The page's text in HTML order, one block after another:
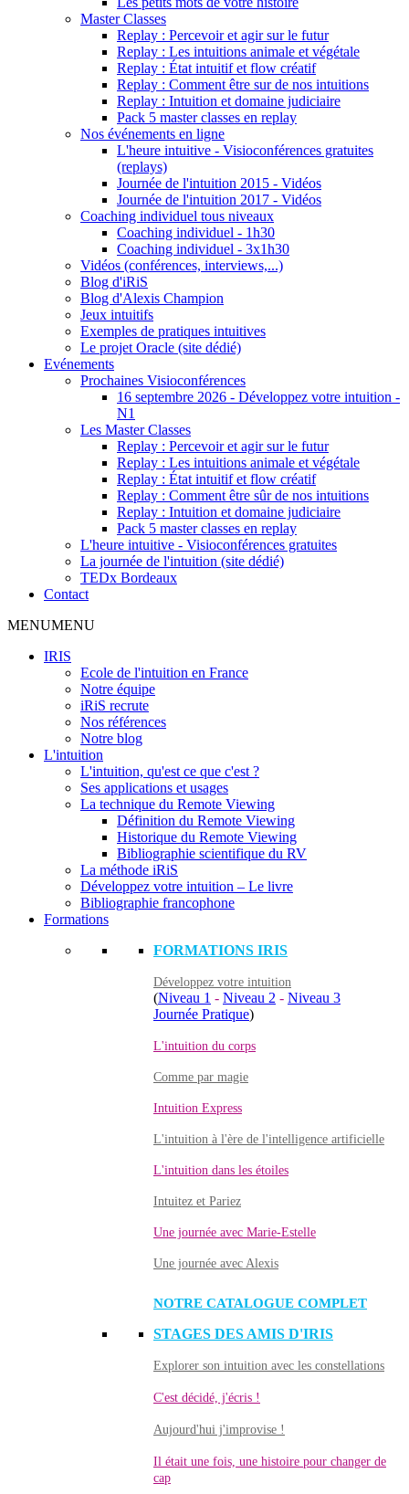
Master Classes
Replay : Percevoir et agir sur le futur
Replay : Les intuitions animale et végétale
Replay : État intuitif et flow créatif
Replay : Comment être sur de nos intuitions
Replay : Intuition et domaine judiciaire
Pack 5 master classes en replay
Nos événements en ligne
L'heure intuitive - Visioconférences gratuites
(replays)
Journée de l'intuition 2015 - Vidéos
Journée de l'intuition 2017 - Vidéos
Coaching individuel tous niveaux
Coaching individuel - 1h30
Coaching individuel - 3x1h30
Vidéos (conférences, interviews,...)
Blog d'iRiS
Blog d'Alexis Champion
Jeux intuitifs
Exemples de pratiques intuitives
Le projet Oracle (site dédié)
Evénements
Prochaines Visioconférences
16 septembre 2026 - Développez votre intuition -
N1
Les Master Classes
Replay : Percevoir et agir sur le futur
Replay : Les intuitions animale et végétale
Replay : État intuitif et flow créatif
Replay : Comment être sûr de nos intuitions
Replay : Intuition et domaine judiciaire
Pack 5 master classes en replay
L'heure intuitive - Visioconférences gratuites
La journée de l'intuition (site dédié)
TEDx Bordeaux
Contact
MENUMENU
IRIS
Ecole de l'intuition en France
Notre équipe
iRiS recrute
Nos références
Notre blog
L'intuition
L'intuition, qu'est ce que c'est ?
Ses applications et usages
La technique du Remote Viewing
Définition du Remote Viewing
Historique du Remote Viewing
Bibliographie scientifique du RV
La méthode iRiS
Développez votre intuition – Le livre
Bibliographie francophone
Formations
FORMATIONS IRIS
Développez votre intuition
(Niveau 1 - Niveau 2 - Niveau 3
Journée Pratique)
L'intuition du corps
Comme par magie
Intuition Express
L'intuition à l'ère de l'intelligence artificielle
L'intuition dans les étoiles
Intuitez et Pariez
Une journée avec Marie-Estelle
Une journée avec Alexis
NOTRE CATALOGUE COMPLET
STAGES DES AMIS D'IRIS
Explorer son intuition avec les constellations
C'est décidé, j'écris !
Aujourd'hui j'improvise !
Il était une fois, une histoire pour changer de
cap